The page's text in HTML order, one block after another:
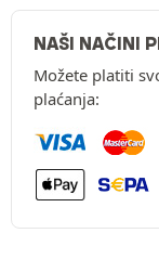
NAŠI NAČINI
Možete platiti
plaćanja: